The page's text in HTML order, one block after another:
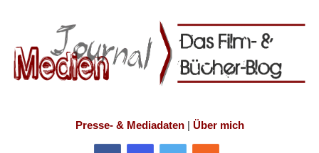
Presse- & Mediadaten| Über mich